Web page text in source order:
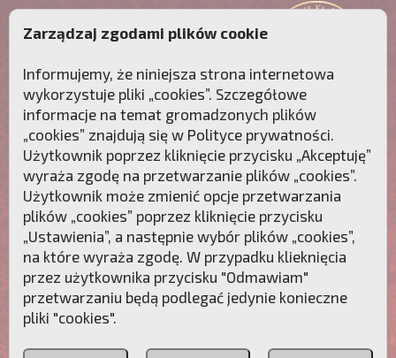
Przebudźmy sumienia Polaków!
Polonia
Christiana
PCh24.pl
Przymierze
Zarządzaj zgodami plików cookie
Informujemy, że niniejsza strona internetowa
wykorzystuje pliki „cookies”. Szczegółowe
informacje na temat gromadzonych plików
„cookies” znajdują się w Polityce prywatności.
Użytkownik poprzez kliknięcie przycisku „Akceptuję”
wyraża zgodę na przetwarzanie plików „cookies”.
Użytkownik może zmienić opcje przetwarzania
plików „cookies” poprzez kliknięcie przycisku
„Ustawienia”, a następnie wybór plików „cookies”,
na które wyraża zgodę. W przypadku klieknięcia
przez użytkownika przycisku "Odmawiam"
przetwarzaniu będą podlegać jedynie konieczne
pliki "cookies".